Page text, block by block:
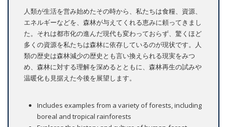
人類が生活を営み始めたその時から、私たちは食糧、資源、
エネルギーなどを、森林が与えてくれる恵みに頼ってきまし
た。それは都市化の進んだ現代も変わっておらず、驚くほど
多くの資源を私たちは森林に依存しているのが現状です。人
類の歴史は森林減少の歴史とも言い換えられる現実をみつ
め、森林に対する理解を深めるとともに、森林再生の試みや
温暖化も見据えた今後を展望します。
Includes examples from a variety of forests, including
boreal and tropical rainforests